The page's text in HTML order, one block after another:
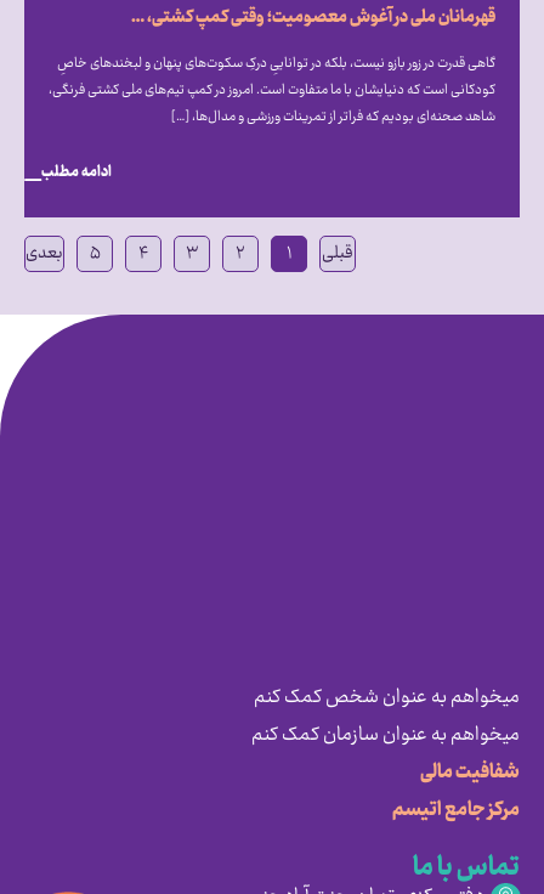
قهرمانان ملی در آغوش معصومیت؛ وقتی کمپ کشتی، میزبان دنیای متفاوت اتیسم شد
گاهی قدرت در زور بازو نیست، بلکه در تواناییِ درکِ سکوت‌های پنهان و لبخندهای خاصِ
کودکانی است که دنیایشان با ما متفاوت است. امروز در کمپ تیم‌های ملی کشتی فرنگی،
شاهد صحنه‌ای بودیم که فراتر از تمرینات ورزشی و مدال‌ها، […]
ادامه مطلب
قبلی ۱ ۲ ۳ ۴ ۵ بعدی
میخواهم به عنوان شخص کمک کنم
میخواهم به عنوان سازمان کمک کنم
شفافیت مالی
مرکز جامع اتیسم
تماس با ما